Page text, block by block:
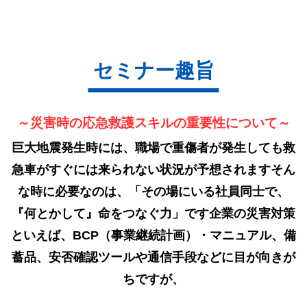
セミナー趣旨
～災害時の応急救護スキルの重要性について～
巨大地震発生時には、職場で重傷者が発生しても救
急車がすぐには来られない状況が予想されますそん
な時に必要なのは、「その場にいる社員同士で、
『何とかして』命をつなぐ力」です企業の災害対策
といえば、BCP（事業継続計画）・マニュアル、備
蓄品、安否確認ツールや通信手段などに目が向きが
ちですが、